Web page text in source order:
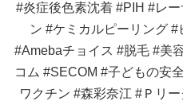
#炎症後色素沈着 #PIH #レ
ン #ケミカルピーリング
#Amebaチョイス #脱毛 #美
コム #SECOM #子どもの安
ワクチン #森彩奈江 #Ｐリ